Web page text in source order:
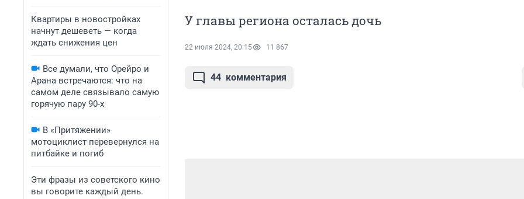
Квартиры в новостройках
начнут дешеветь — когда
ждать снижения цен
Все думали, что Орейро и
Арана встречаются: что на
самом деле связывало самую
горячую пару 90-х
В «Притяжении»
мотоциклист перевернулся на
питбайке и погиб
Эти фразы из советского кино
вы говорите каждый день.
У главы региона осталась дочь
22 июля 2024, 20:15 11 867
44 комментария